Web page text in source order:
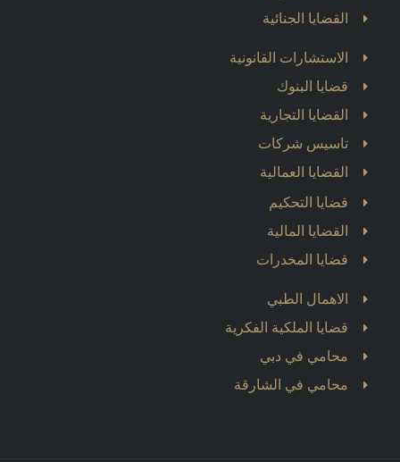
القضايا الجنائية
الاستشارات القانونية
قضايا البنوك
القضايا التجارية
تاسيس شركات
القضايا العمالية
قضايا التحكيم
القضايا المالية
قضايا المخدرات
الاهمال الطبي
قضايا الملكية الفكرية
محامي في دبي
محامي في الشارقة